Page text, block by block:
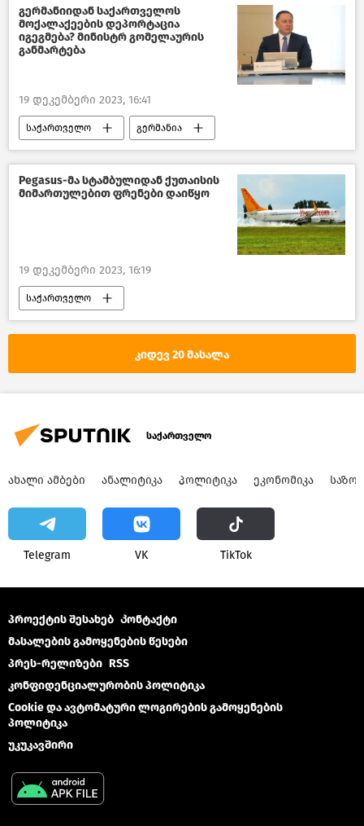
ფაქტები ადამიანის შესახებ
გერმანიიდან საქართველოს
მოქალაქეების დეპორტაცია
იგეგმება? მინისტრ გომელაურის
განმარტება
19 დეკემბერი 2023, 16:41
საქართველო გერმანია
პოლიტიკა
საქართველოს შინაგან საქმეთა სამინისტრო
საზოგადოება ახალი ამბები
Pegasus-მა სტამბულიდან ქუთაისის
მიმართულებით ფრენები დაიწყო
19 დეკემბერი 2023, 16:19
საქართველო
ავიამიმოსვლა საქართველოში
თურქეთი ტურიზმი
ახალი ამბები
კიდევ 20 მასალა
საქართველო
ᲐᲮᲐᲚᲘ ᲐᲛᲑᲔᲑᲘ ᲐᲜᲐᲚᲘᲢᲘᲙᲐ ᲞᲝᲚᲘᲢᲘᲙᲐ ᲔᲙᲝᲜᲝᲛᲘᲙᲐ
Telegram VK ТikТоk
პროექტის შესახებ Კონტაქტი
მასალების გამოყენების წესები
პრეს-რელიზები RSS
კონფიდენციალურობის პოლიტიკა
Cookie და ავტომატური ლოგირების გამოყენების
პოლიტიკა
უკუკავშირი